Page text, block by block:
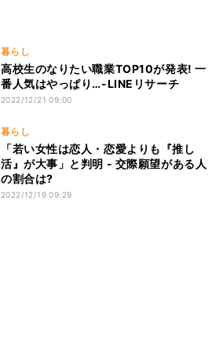
暮らし
高校生のなりたい職業TOP10が発表! 一
番人気はやっぱり…-LINEリサーチ
2022/12/21 09:00
暮らし
「若い女性は恋人・恋愛よりも『推し
活』が大事」と判明 - 交際願望がある人
の割合は?
2022/12/19 09:29